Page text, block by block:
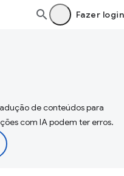
Fazer login
de conteúdos para
com IA podem ter erros.